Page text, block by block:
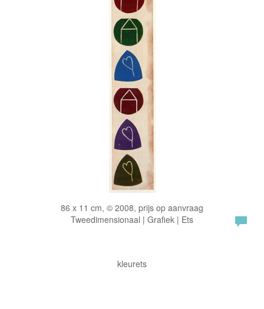
86 x 11 cm, © 2008, prijs op aanvraag
Tweedimensionaal | Grafiek | Ets
kleurets